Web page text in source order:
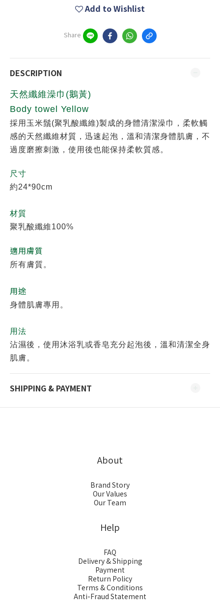
Add to Wishlist
Share
DESCRIPTION
天然纖維澡巾(鵝黃)
Body towel Yellow
採用玉米鬚(聚乳酸纖維)製成的身體清潔澡巾，柔軟觸
感的天然纖維材質，迅速起泡，溫和清潔身體肌膚，不
過度磨擦刺激，使用後也能保持柔軟質感。
尺寸
約24*90cm
材質
聚乳酸纖維100%
適用膚質
所有膚質。
用途
身體肌膚專用。
用法
沾濕後，使用沐浴乳或香皂充分起泡後，溫和清潔全身
肌膚。
SHIPPING & PAYMENT
About
Brand Story
Our Values
Our Team
Help
FAQ
Delivery & Shipping
Payment
Return Policy
Terms & Conditions
Anti-Fraud Statement